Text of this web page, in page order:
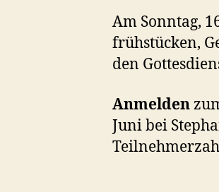
Am Sonntag,
frühstücken,
den
Anmelden
Juni bei